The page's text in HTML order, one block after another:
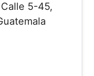
5-45,